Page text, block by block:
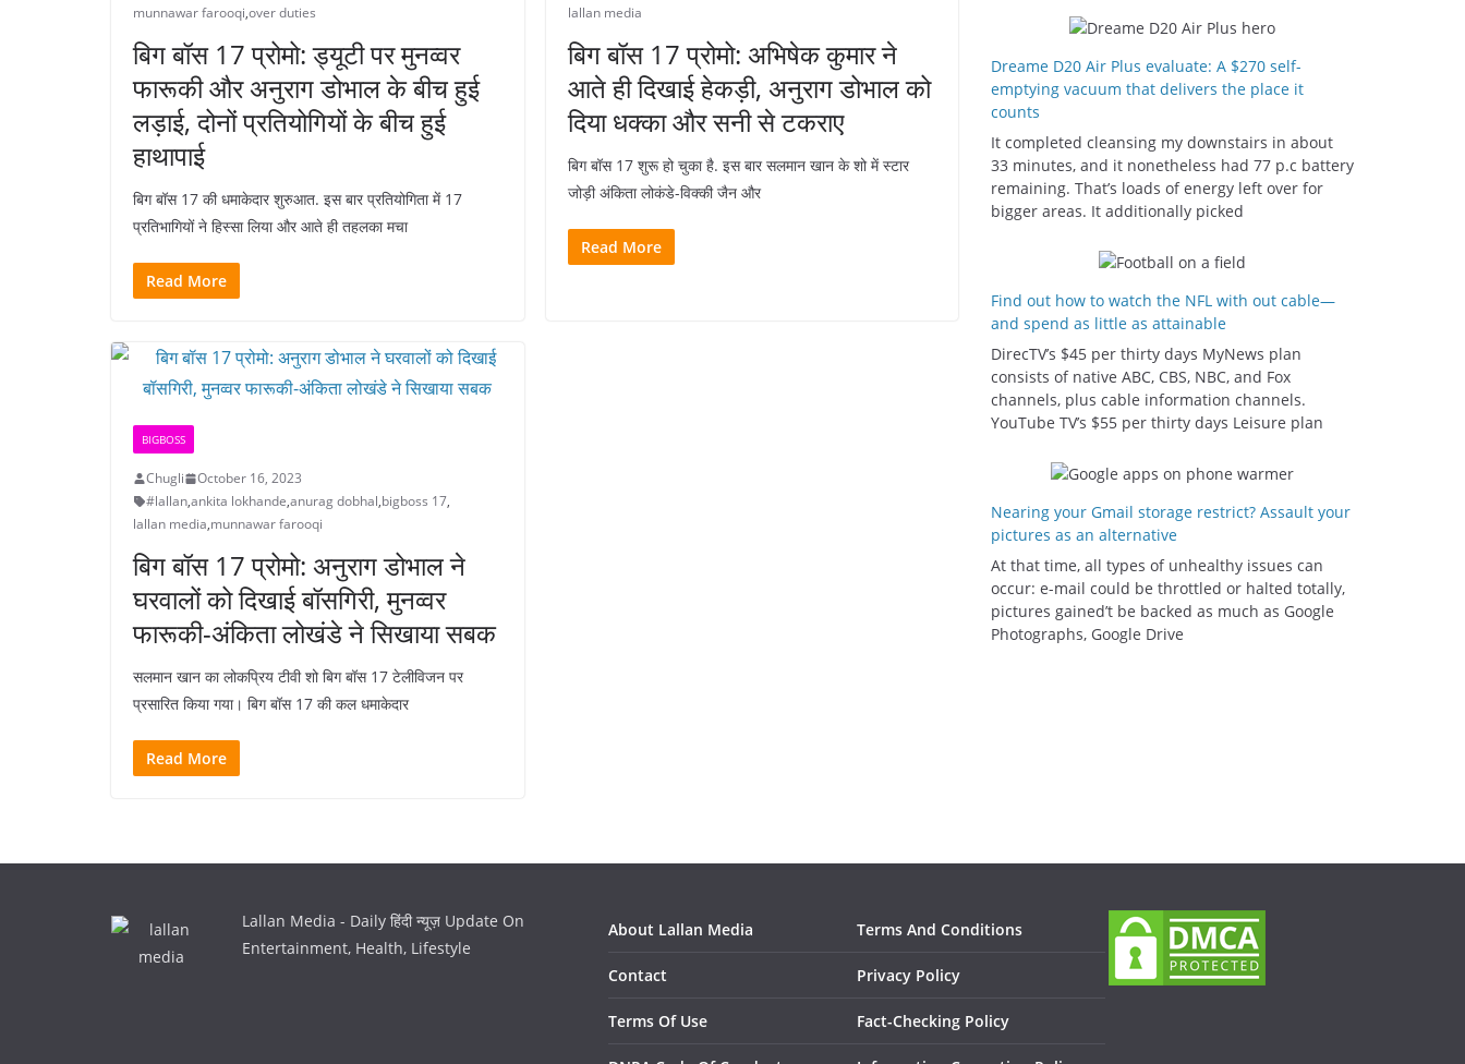
munnawar farooqi,over duties
बिग बॉस 17 प्रोमो: ड्यूटी पर मुनव्वर
फारूकी और अनुराग डोभाल के बीच हुई
लड़ाई, दोनों प्रतियोगियों के बीच हुई
हाथापाई
बिग बॉस 17 की धमाकेदार शुरुआत. इस बार प्रतियोगिता में 17
प्रतिभागियों ने हिस्सा लिया और आते ही तहलका मचा
Read More
lallan media
बिग बॉस 17 प्रोमो: अभिषेक कुमार ने
आते ही दिखाई हेकड़ी, अनुराग डोभाल को
दिया धक्का और सनी से टकराए
बिग बॉस 17 शुरू हो चुका है. इस बार सलमान खान के शो में स्टार
जोड़ी अंकिता लोकंडे-विक्की जैन और
Read More
BIGBOSS
Chugli
October 16, 2023
#lallan,ankita lokhande,anurag dobhal,bigboss 17,
lallan media,munnawar farooqi
बिग बॉस 17 प्रोमो: अनुराग डोभाल ने
घरवालों को दिखाई बॉसगिरी, मुनव्वर
फारूकी-अंकिता लोखंडे ने सिखाया सबक
सलमान खान का लोकप्रिय टीवी शो बिग बॉस 17 टेलीविजन पर
प्रसारित किया गया। बिग बॉस 17 की कल धमाकेदार
Read More
Dreame D20 Air Plus evaluate: A $270 self-
emptying vacuum that delivers the place it
counts
It completed cleansing my downstairs in about
33 minutes, and it nonetheless had 77 p.c battery
remaining. That’s loads of energy left over for
bigger areas. It additionally picked
Find out how to watch the NFL with out cable—
and spend as little as attainable
DirecTV’s $45 per thirty days MyNews plan
consists of native ABC, CBS, NBC, and Fox
channels, plus cable information channels.
YouTube TV’s $55 per thirty days Leisure plan
Nearing your Gmail storage restrict? Assault your
pictures as an alternative
At that time, all types of unhealthy issues can
occur: e-mail could be throttled or halted totally,
pictures gained’t be backed as much as Google
Photographs, Google Drive
Lallan Media - Daily हिंदी न्यूज़ Update On
Entertainment, Health, Lifestyle
About Lallan Media
Contact
Terms Of Use
Terms And Conditions
Privacy Policy
Fact-Checking Policy